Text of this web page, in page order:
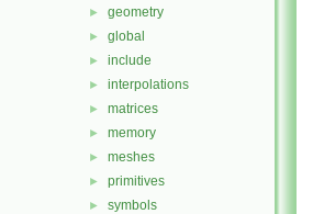
► geometry
► global
► include
► interpolations
► matrices
► memory
► meshes
► primitives
► symbols